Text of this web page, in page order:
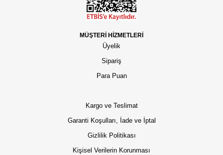
MÜŞTERİ HİZMETLERİ
Üyelik
Sipariş
Para Puan
Kargo ve Teslimat
Garanti Koşulları, İade ve İptal
Gizlilik Politikası
Kişisel Verilerin Korunması